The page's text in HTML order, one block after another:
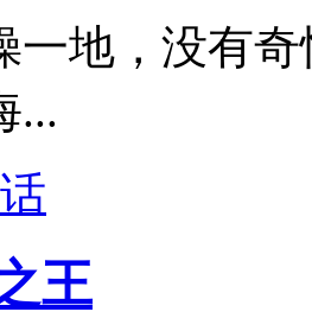
一地，没有
...
王